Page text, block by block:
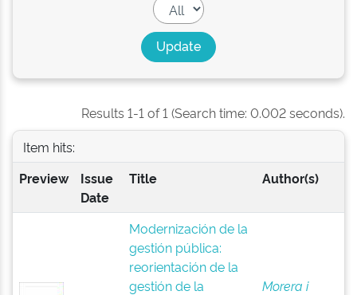
Results 1-1 of 1 (Search time: 0.002 seconds).
Item hits:
Preview
Issue
Date
Title Author(s)
Modernización de la
gestión pública:
reorientación de la
gestión de la
Morera i